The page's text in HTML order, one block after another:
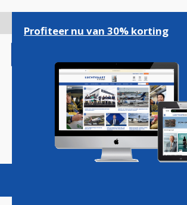
gaan
Magazine Podcasts
Profiteer nu van 30% korting